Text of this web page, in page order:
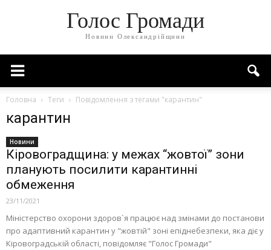
Голос Громади
Новини Олександрійщини
Головна Теги Повідомлення з тегами "карантин"
карантин
Новини
Кіровоградщина: у межах “жовтої” зони
планують посилити карантинні
обмеження
23/11/2021
Міністерство охорони здоров`я працює над змінами до постанови
про адаптивний карантин у "жовтій" зоні епіднебезпеки, яка діє у
Кіровоградській області, повідомляє "Голос Громади"